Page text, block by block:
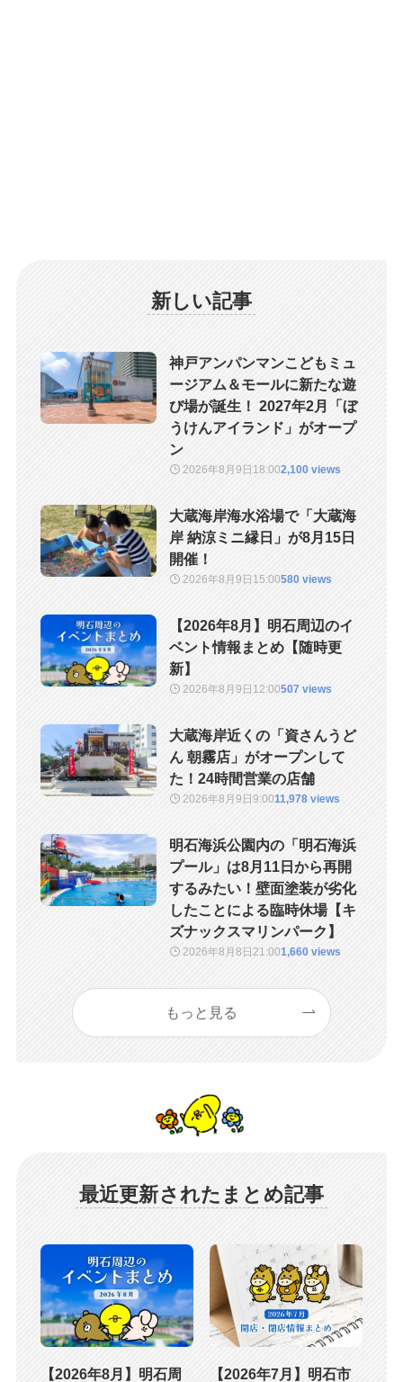
新しい記事
神戸アンパンマンこどもミュ
ージアム＆モールに新たな遊
び場が誕生！ 2027年2月「ぼ
うけんアイランド」がオープ
ン
2026年8月9日 18:002,100 views
大蔵海岸海水浴場で「大蔵海
岸 納涼ミニ縁日」が8月15日
開催！
2026年8月9日 15:00580 views
【2026年8月】明石周辺のイ
ベント情報まとめ【随時更
新】
2026年8月9日 12:00507 views
大蔵海岸近くの「資さんうど
ん 朝霧店」がオープンして
た！24時間営業の店舗
2026年8月9日9:0011,978 views
明石海浜公園内の「明石海浜
プール」は8月11日から再開
するみたい！壁面塗装が劣化
したことによる臨時休場【キ
ズナックスマリンパーク】
2026年8月8日 21:001,660 views
もっと見る
最近更新されたまとめ記事
【2026年8月】明石周 【2026年7月】明石市